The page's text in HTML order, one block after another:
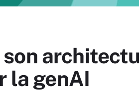
son
la genAI